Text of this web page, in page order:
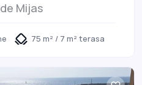
Mijas
75 m² / 7 m² terasa